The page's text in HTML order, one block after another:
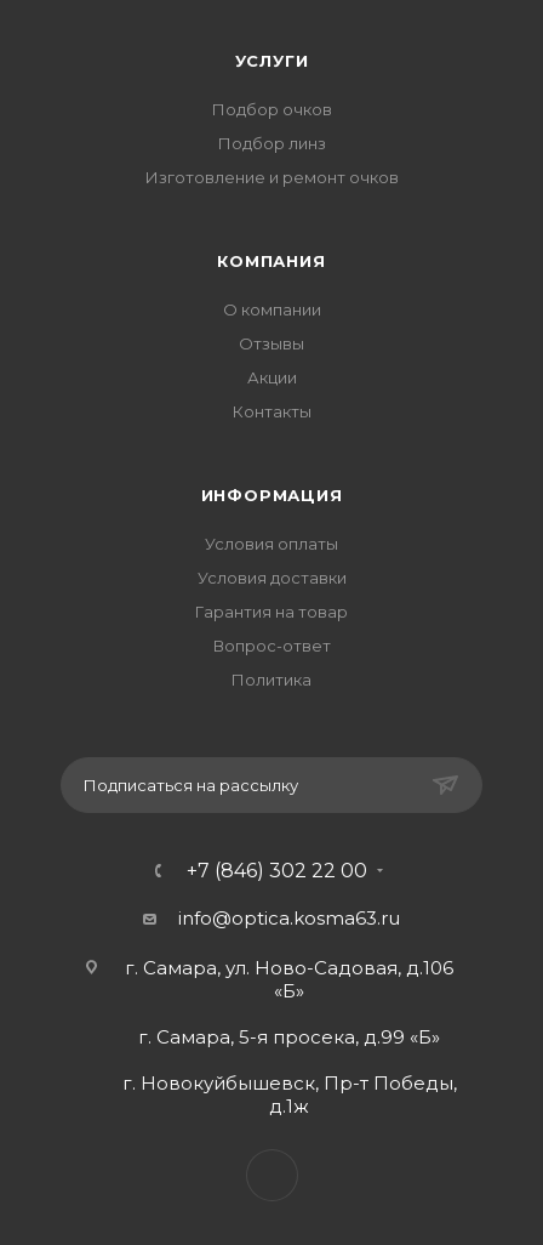
УСЛУГИ
Подбор очков
Подбор линз
Изготовление и ремонт очков
КОМПАНИЯ
О компании
Отзывы
Акции
Контакты
ИНФОРМАЦИЯ
Условия оплаты
Условия доставки
Гарантия на товар
Вопрос-ответ
Политика
Подписаться на рассылку
+7 (846) 302 22 00
info@optica.kosma63.ru
г. Самара, ул. Ново-Садовая, д.106
«Б»
г. Самара, 5-я просека, д.99 «Б»
г. Новокуйбышевск, Пр-т Победы,
д.1ж